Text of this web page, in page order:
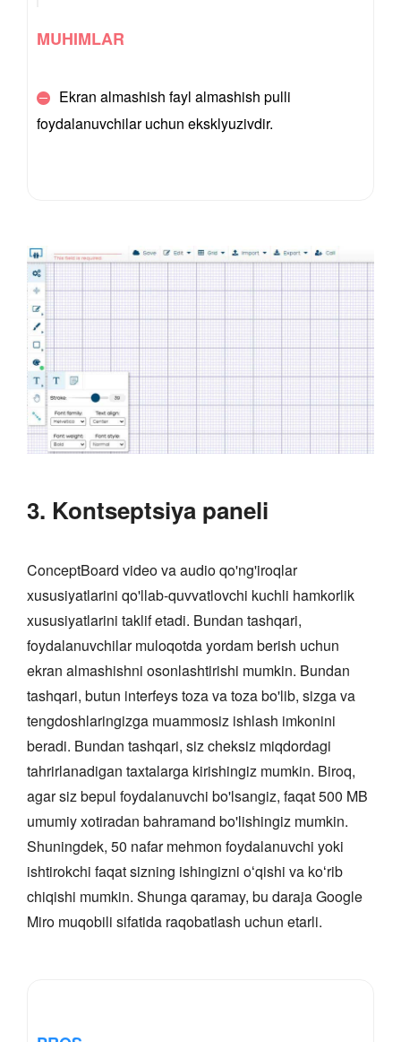
MUHIMLAR
Ekran almashish fayl almashish pulli
foydalanuvchilar uchun eksklyuzivdir.
3. Kontseptsiya paneli
ConceptBoard video va audio qo'ng'iroqlar
xususiyatlarini qo'llab-quvvatlovchi kuchli hamkorlik
xususiyatlarini taklif etadi. Bundan tashqari,
foydalanuvchilar muloqotda yordam berish uchun
ekran almashishni osonlashtirishi mumkin. Bundan
tashqari, butun interfeys toza va toza bo'lib, sizga va
tengdoshlaringizga muammosiz ishlash imkonini
beradi. Bundan tashqari, siz cheksiz miqdordagi
tahrirlanadigan taxtalarga kirishingiz mumkin. Biroq,
agar siz bepul foydalanuvchi bo'lsangiz, faqat 500 MB
umumiy xotiradan bahramand bo'lishingiz mumkin.
Shuningdek, 50 nafar mehmon foydalanuvchi yoki
ishtirokchi faqat sizning ishingizni oʻqishi va koʻrib
chiqishi mumkin. Shunga qaramay, bu daraja Google
Miro muqobili sifatida raqobatlash uchun etarli.